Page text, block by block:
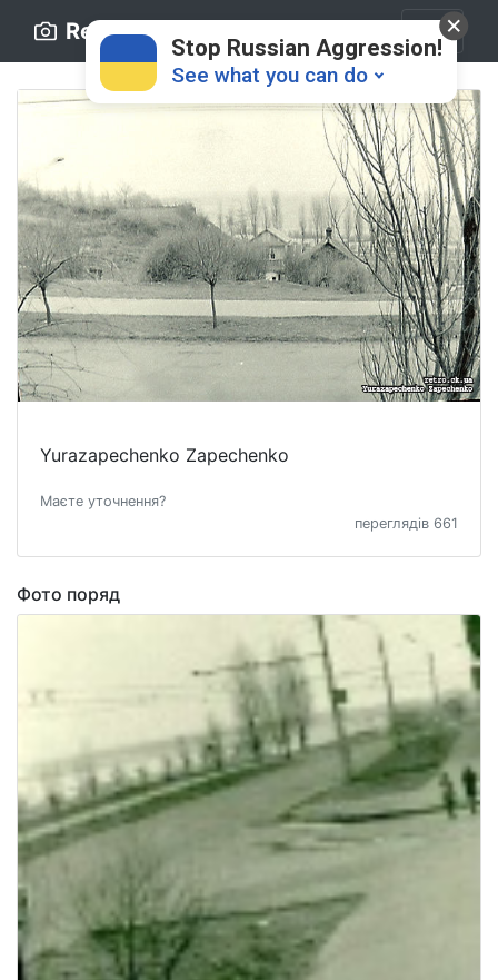
Retro.ck.ua
Yurazapechenko Zapechenko
Маєте уточнення?
переглядів 661
Фото поряд
Stop Russian Aggression!
See what you can do
Donate 💸
Support Ukraine ❤
Share this widget